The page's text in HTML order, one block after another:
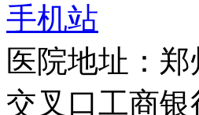
手机站
医院地址：
交叉口工商银